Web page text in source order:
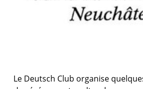
Le Deutsch Club organise